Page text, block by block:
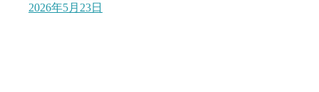
2026年5月23日